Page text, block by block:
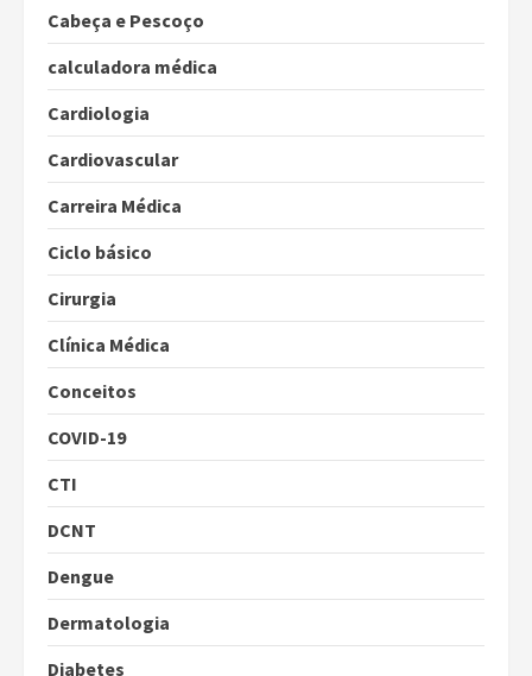
Cabeça e Pescoço
calculadora médica
Cardiologia
Cardiovascular
Carreira Médica
Ciclo básico
Cirurgia
Clínica Médica
Conceitos
COVID-19
CTI
DCNT
Dengue
Dermatologia
Diabetes